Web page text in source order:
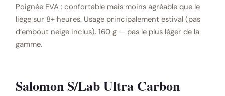
Poignée EVA : confortable mais moins agréable que le
liège sur 8+ heures. Usage principalement estival (pas
d’embout neige inclus). 160 g — pas le plus léger de la
gamme.
Salomon S/Lab Ultra Carbon